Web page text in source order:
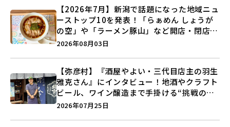
【2026年7月】新潟で話題になった地域ニュ
ーストップ10を発表！「らぁめん しょうが
の空」や「ラーメン豚山」など開店・閉店の
注目記事をランキングでご紹介♪
2026年08月03日
【弥彦村】『酒屋やよい・三代目店主の羽生
雅克さん』にインタビュー！地酒やクラフト
ビール、ワイン醸造まで手掛ける“挑戦の歴
史”に迫る♪
2026年07月25日